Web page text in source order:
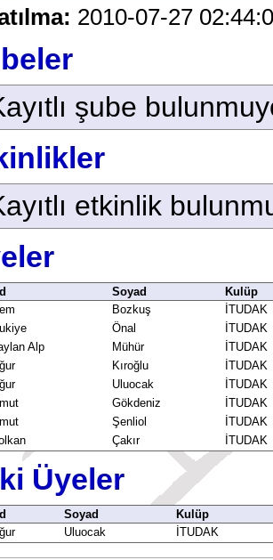
2010-07-27
şube
etkinlik
Soyad
Kulüp
Bozkuş
İTUDAK
Önal
İTUDAK
Alp Mühür
İTUDAK
Kıroğlu
İTUDAK
Uluocak
İTUDAK
Gökdeniz
İTUDAK
Şenliol
İTUDAK
Çakır İTUDAK
Üyeler
Soyad
Kulüp
Uluocak İTUDAK